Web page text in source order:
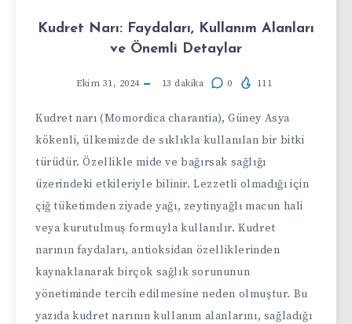
Kudret Narı: Faydaları, Kullanım Alanları
ve Önemli Detaylar
Ekim 31, 2024 13 dakika 0 111
Kudret narı (Momordica charantia), Güney Asya
kökenli, ülkemizde de sıklıkla kullanılan bir bitki
türüdür. Özellikle mide ve bağırsak sağlığı
üzerindeki etkileriyle bilinir. Lezzetli olmadığı için
çiğ tüketimden ziyade yağı, zeytinyağlı macun hali
veya kurutulmuş formuyla kullanılır. Kudret
narının faydaları, antioksidan özelliklerinden
kaynaklanarak birçok sağlık sorununun
yönetiminde tercih edilmesine neden olmuştur. Bu
yazıda kudret narının kullanım alanlarını, sağladığı